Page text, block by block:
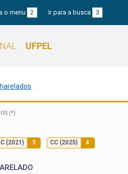
o menu 2 Ir para a busca 3
UFPEL
(*)
(2021) 3 CC (2025) 4